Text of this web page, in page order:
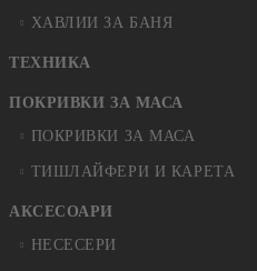
ХАВЛИИ ЗА БАНЯ
ТЕХНИКА
ПОКРИВКИ ЗА МАСА
ПОКРИВКИ ЗА МАСА
ТИШЛАЙФЕРИ И КАРЕТА
АКСЕСОАРИ
НЕСЕСЕРИ